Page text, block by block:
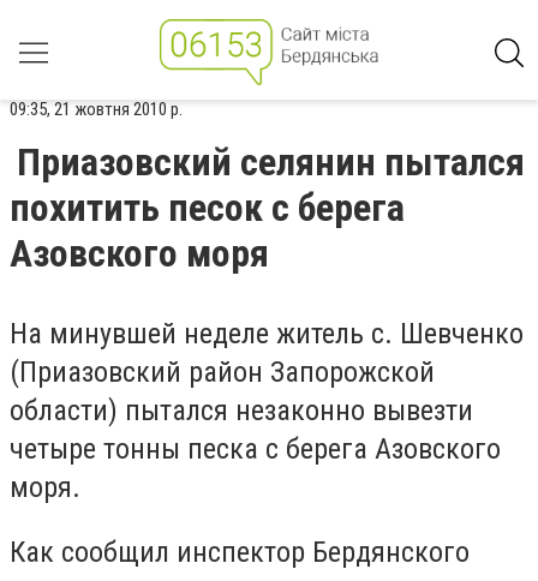
09:35, 21 жовтня 2010 р.
Приазовский селянин пытался
похитить песок с берега
Азовского моря
На минувшей неделе житель с. Шевченко
(Приазовский район Запорожской
области) пытался незаконно вывезти
четыре тонны песка с берега Азовского
моря.
Как сообщил инспектор Бердянского